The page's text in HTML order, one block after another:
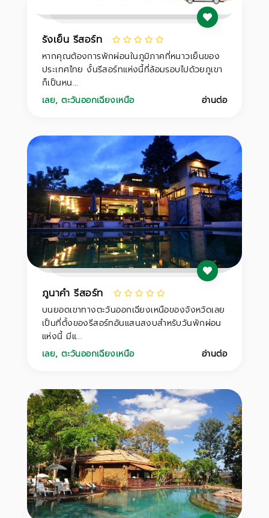
รังเย็น รีสอร์ท
หากคุณต้องการพักผ่อนในภูมิภาคที่หนาวเย็นของ
ประเทศไทย งั้นรีสอร์ทแห่งนี้ที่ล้อมรอบไปด้วยภูเขา
ก็เป็นหน...
เลย,ตะวันออกเฉียงเหนือ อ่านต่อ
ภูนาคำ รีสอร์ท
บนยอดเขาทางตะวันออกเฉียงเหนือของจังหวัดเลย
เป็นที่ตั้งของรีสอร์ทอันแสนสงบสำหรับวันพักผ่อน
แห่งนี้ มีแ...
เลย,ตะวันออกเฉียงเหนือ อ่านต่อ